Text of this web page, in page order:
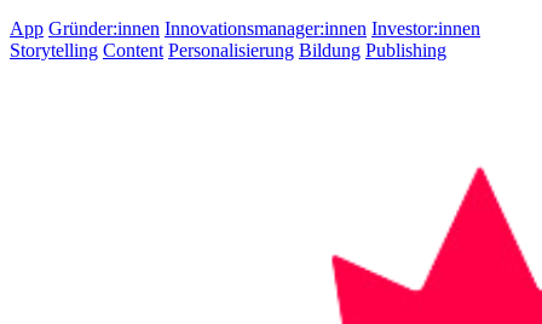
App Gründer:innen Innovationsmanager:innen Investor:innen
Storytelling Content Personalisierung Bildung Publishing